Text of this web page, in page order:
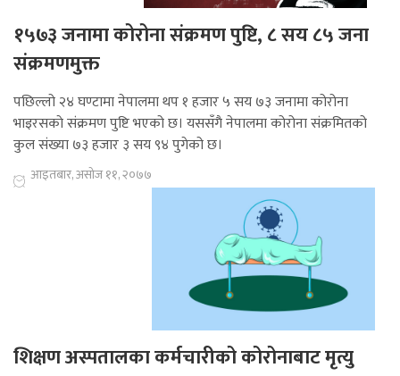
१५७३ जनामा कोरोना संक्रमण पुष्टि, ८ सय ८५ जना
संक्रमणमुक्त
पछिल्लो २४ घण्टामा नेपालमा थप १ हजार ५ सय ७३ जनामा कोरोना
भाइरसकाे संक्रमण पुष्टि भएको छ। यससँगै नेपालमा कोरोना संक्रमितको
कुल संख्या ७३ हजार ३ सय ९४ पुगेको छ।
आइतबार, असोज ११, २०७७
शिक्षण अस्पतालका कर्मचारीको कोरोनाबाट मृत्यु